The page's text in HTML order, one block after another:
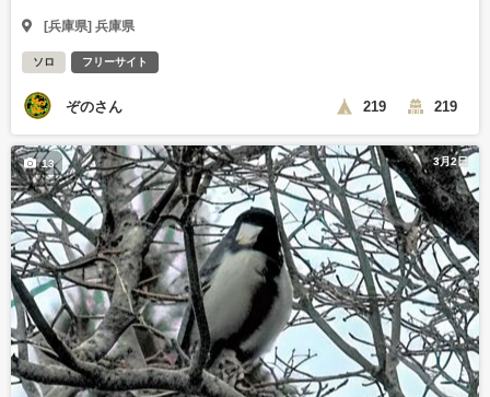
[兵庫県] 兵庫県
ソロ フリーサイト
ぞのさん 219 219
3月2日
13